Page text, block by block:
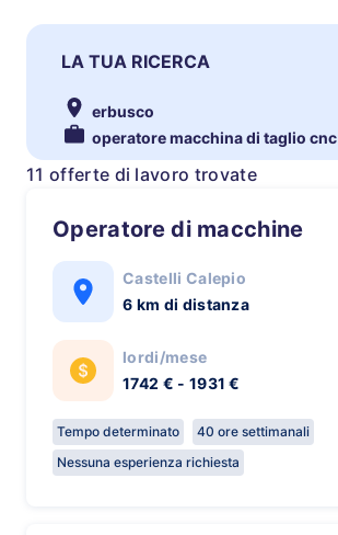
LA TUA RICERCA
erbusco
operatore macchina di taglio cnc
11 offerte di lavoro trovate
Operatore di macchine
Castelli Calepio
6 km di distanza
lordi/mese
1742 € - 1931 €
Tempo determinato
40 ore settimanali
Nessuna esperienza richiesta